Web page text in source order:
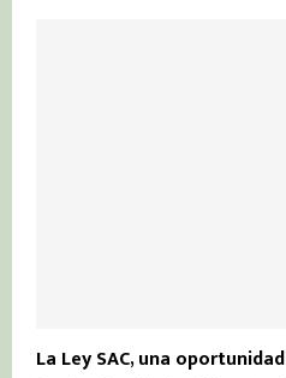
La Ley SAC, una oportunidad